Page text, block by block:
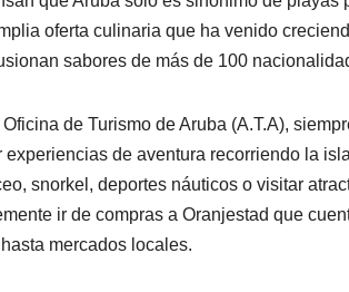
oferta culinaria que ha venido
sabores de más de 100
de Turismo de Aruba (A.T.A),
de aventura recorriendo la
snorkel, deportes náuticos o visitar
ir de compras a Oranjestad que
mercados locales.